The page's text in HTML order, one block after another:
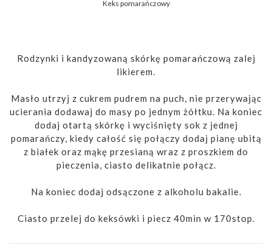
Keks pomarańczowy
Rodzynki i kandyzowaną skórkę pomarańczową zalej
likierem.
Masło utrzyj z cukrem pudrem na puch, nie przerywając
ucierania dodawaj do masy po jednym żółtku. Na koniec
dodaj otartą skórkę i wyciśnięty sok z jednej
pomarańczy, kiedy całość się połączy dodaj pianę ubitą
z białek oraz mąkę przesianą wraz z proszkiem do
pieczenia, ciasto delikatnie połącz.
Na koniec dodaj odsączone z alkoholu bakalie.
Ciasto przelej do keksówki i piecz 40min w 170stop.